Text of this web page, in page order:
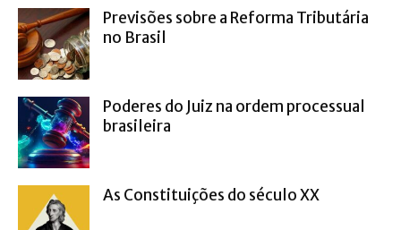
Previsões sobre a Reforma Tributária
no Brasil
Poderes do Juiz na ordem processual
brasileira
As Constituições do século XX